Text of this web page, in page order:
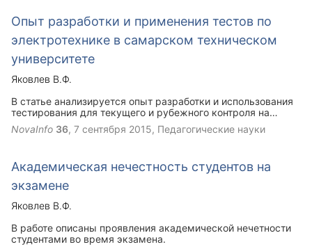
способствующие девиантному поведению студентов.
Опыт разработки и применения тестов по
электротехнике в самарском техническом
университете
Яковлев В.Ф.
В статье анализируется опыт разработки и использования
тестирования для текущего и рубежного контроля на
кафедре «Теоретическая и общая электротехника»,
показывается улучшение качества знаний вследствие
NovaInfo 36, 7 сентября 2015, Педагогические науки
Академическая нечестность студентов на
экзамене
Яковлев В.Ф.
В работе описаны проявления академической нечетности
студентами во время экзамена.